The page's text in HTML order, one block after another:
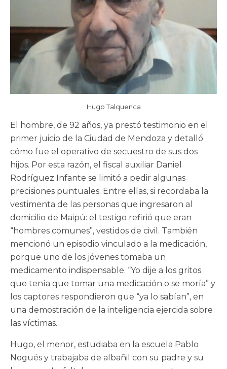
Hugo Talquenca
El hombre, de 92 años, ya prestó testimonio en el
primer juicio de la Ciudad de Mendoza y detalló
cómo fue el operativo de secuestro de sus dos
hijos. Por esta razón, el fiscal auxiliar Daniel
Rodríguez Infante se limitó a pedir algunas
precisiones puntuales. Entre ellas, si recordaba la
vestimenta de las personas que ingresaron al
domicilio de Maipú: el testigo refirió que eran
“hombres comunes”, vestidos de civil. También
mencionó un episodio vinculado a la medicación,
porque uno de los jóvenes tomaba un
medicamento indispensable. “Yo dije a los gritos
que tenía que tomar una medicación o se moría” y
los captores respondieron que “ya lo sabían”, en
una demostración de la inteligencia ejercida sobre
las víctimas.
Hugo, el menor, estudiaba en la escuela Pablo
Nogués y trabajaba de albañil con su padre y su